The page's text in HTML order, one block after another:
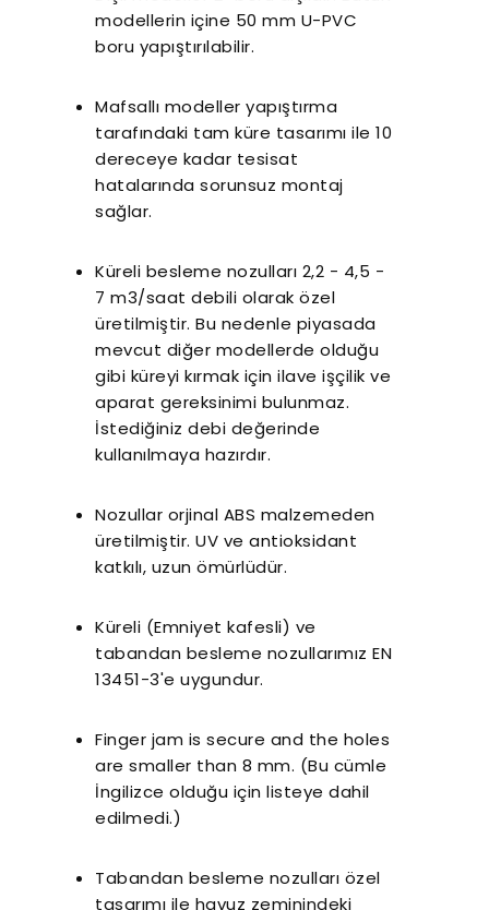
modellerin içine 50 mm U-PVC
boru yapıştırılabilir.
Mafsallı modeller yapıştırma
tarafındaki tam küre tasarımı ile 10
dereceye kadar tesisat
hatalarında sorunsuz montaj
sağlar.
Küreli besleme nozulları 2,2 - 4,5 -
7 m3/saat debili olarak özel
üretilmiştir. Bu nedenle piyasada
mevcut diğer modellerde olduğu
gibi küreyi kırmak için ilave işçilik ve
aparat gereksinimi bulunmaz.
İstediğiniz debi değerinde
kullanılmaya hazırdır.
Nozullar orjinal ABS malzemeden
üretilmiştir. UV ve antioksidant
katkılı, uzun ömürlüdür.
Küreli (Emniyet kafesli) ve
tabandan besleme nozullarımız EN
13451-3'e uygundur.
Finger jam is secure and the holes
are smaller than 8 mm. (Bu cümle
İngilizce olduğu için listeye dahil
edilmedi.)
Tabandan besleme nozulları özel
tasarımı ile havuz zeminindeki